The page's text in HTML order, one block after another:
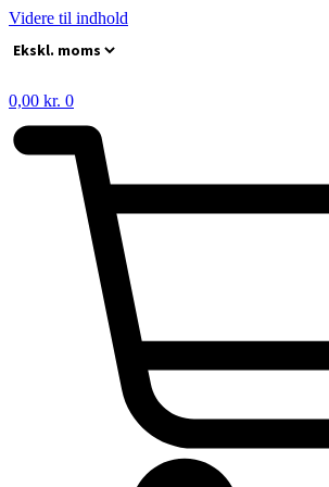
Videre til indhold
0,00 kr. 0